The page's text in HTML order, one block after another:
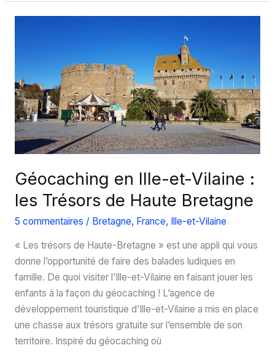
savoir
avant
de
visiter
la
cité
Géocaching en Ille-et-Vilaine :
les Trésors de Haute Bretagne
5 commentaires / Bretagne, France, Ille-et-Vilaine
« Les trésors de Haute-Bretagne » est une appli qui vous
donne l’opportunité de faire des balades ludiques en
famille. De quoi visiter l’Ille-et-Vilaine en faisant jouer les
enfants à la façon du géocaching ! L’agence de
développement touristique d’Ille-et-Vilaine a mis en place
une chasse aux trésors gratuite sur l’ensemble de son
territoire. Inspiré du géocaching où